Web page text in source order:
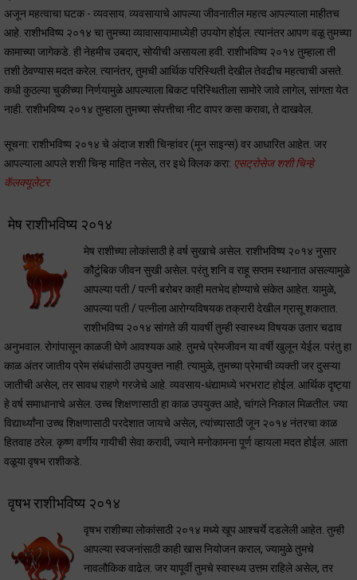
अजून महत्वाचा घटक - व्यवसाय. व्यवसायाचे आपल्या जीवनातील महत्व आपल्याला माहीतच
आहे. राशीभविष्य २०१४ चा तुमच्या व्यावासायामाध्येही उपयोग होईल. त्यानंतर आपण वळू तुमच्या
कामाच्या जागेकडे. ही नेहमीच उबदार, सोयीची असायला हवी. राशीभविष्य २०१४ तुम्हाला ती
तशी ठेवण्यास मदत करेल. त्यानंतर, तुमची आर्थिक परिस्थिती देखील तेवढीच महत्वाची असते.
कधी कुठल्या चुकीच्या निर्णयामुळे आपल्याला बिकट परिस्थितीला सामोरे जावे लागेल, सांगता येत
नाही. राशीभविष्य २०१४ तुम्हाला तुमच्या संपत्तीचा नीट वापर कसा करावा, ते दाखवेल.
सूचना: राशीभविष्य २०१४ चे अंदाज शशी चिन्हांवर (मून साइन्स) वर आधारित आहेत. जर
आपल्याला आपले शशी चिन्ह माहित नसेल, तर इथे क्लिक करा: एसट्रोसेज शशी चिन्हे
कॅलक्यूलेटर
मेष राशीभविष्य २०१४
मेष राशीच्या लोकांसाठी हे वर्ष सुखाचे असेल. राशीभविष्य २०१४ नुसार
कौटुंबिक जीवन सुखी असेल. परंतु शनि व राहू सप्तम स्थानात असल्यामुळे
आपल्या पती / पत्नी बरोबर काही मतभेद होण्याचे संकेत आहेत. यामुळे,
आपल्या पती / पत्नीला आरोग्यविषयक तक्रारी देखील ग्रासू शकतात.
राशीभविष्य २०१४ सांगते की यावर्षी तुम्ही स्वास्थ्य विषयक उतार चढाव
अनुभवाल. रोगांपासून काळजी घेणे आवश्यक आहे. तुमचे प्रेमजीवन या वर्षी खुलून येईल. परंतु हा
काळ अंतर जातीय प्रेम संबंधांसाठी उपयुक्त नाही. त्यामुळे, तुमच्या प्रेमाची व्यक्ती जर दुसऱ्या
जातीची असेल, तर सावध राहणे गरजेचे आहे. व्यवसाय-धंद्यामध्ये भरभराट होईल. आर्थिक दृष्ट्या
हे वर्ष समाधानाचे असेल. उच्च शिक्षणासाठी हा काळ उपयुक्त आहे, चांगले निकाल मिळतील. ज्या
विद्यार्थ्यांना उच्च शिक्षणासाठी परदेशात जायचे असेल, त्यांच्यासाठी जून २०१४ नंतरचा काळ
हितवाह ठरेल. कृष्ण वर्णीय गायीची सेवा करावी, ज्याने मनोकामना पूर्ण व्हायला मदत होईल. आता
वळूया वृषभ राशीकडे.
वृषभ राशीभविष्य २०१४
वृषभ राशीच्या लोकांसाठी २०१४ मध्ये खूप आश्चर्ये दडलेली आहेत. तुम्ही
आपल्या स्वजनांसाठी काही खास नियोजन कराल, ज्यामुळे तुमचे
नावलौकिक वाढेल. जर यापूर्वी तुमचे स्वास्थ्य उत्तम राहिले असेल, तर